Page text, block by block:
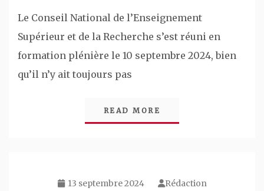
Le Conseil National de l’Enseignement
Supérieur et de la Recherche s’est réuni en
formation plénière le 10 septembre 2024, bien
qu’il n’y ait toujours pas
READ MORE
13 septembre 2024 Rédaction